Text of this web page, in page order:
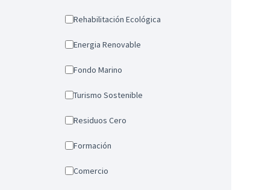
Rehabilitación Ecológica
Energia Renovable
Fondo Marino
Turismo Sostenible
Residuos Cero
Formación
Comercio